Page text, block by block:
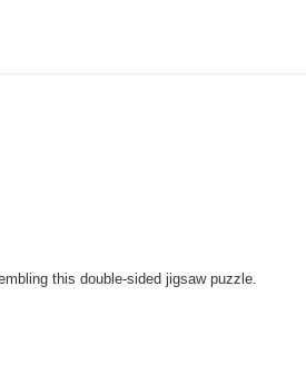
this double-sided jigsaw puzzle.